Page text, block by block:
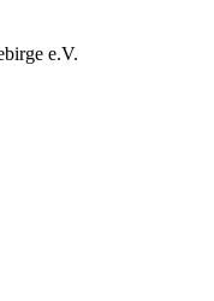
e.V.